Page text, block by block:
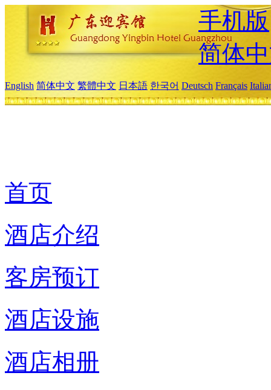
手机版
简体
English 简体中文 繁體中文 日本語 한국어 Deutsch Français
首页
酒店介绍
客房预订
酒店设施
酒店相册